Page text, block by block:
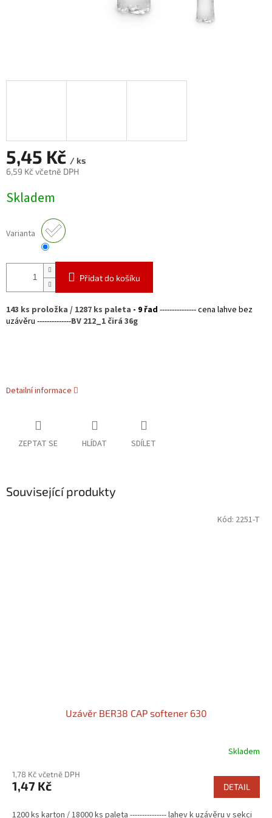
5,45 Kč / ks
6,59 Kč včetně DPH
cena:
Skladem
Varianta
Přidat do košíku
143 ks proložka / 1287 ks paleta - 9 řad ---------------cena lahve bez
uzávěru --------------BV 212_1 čirá 36g
Detailní informace
ZEPTAT SE HLÍDAT SDÍLET
Související produkty
Uzávěr BER38 CAP softener 630
Skladem
1,78 Kč včetně DPH
1,47 Kč DETAIL
1200 ks karton / 18000 ks paleta --------------- lahev k uzávěru v sekci
Kód: 2251-T